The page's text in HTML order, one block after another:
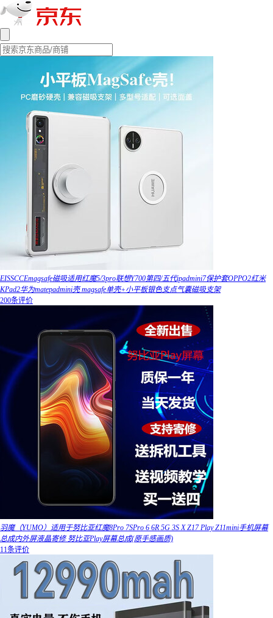
EISSCCEmagsafe磁吸适用红魔5/3pro联想Y700第四/五代ipadmini7保护套OPPO2红米
KPad2华为matepadmini壳 magsafe单壳+小平板银色支点气囊磁吸支架
200条评价
羽魔（YUMO）适用于努比亚红魔8Pro 7SPro 6 6R 5G 3S X Z17 Play Z11mini手机屏幕
总成内外屏液晶寄修 努比亚Play屏幕总成(原手感画质)
11条评价